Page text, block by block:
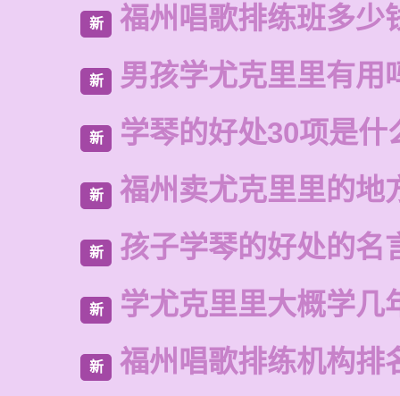
新 福州唱歌排练班多少
新 男孩学尤克里里有用
新 学琴的好处30项是什
新 福州卖尤克里里的地
新 孩子学琴的好处的名
新 学尤克里里大概学几
新 福州唱歌排练机构排